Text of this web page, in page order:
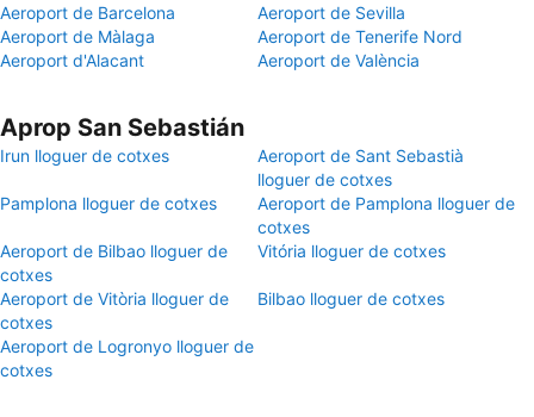
Aeroport de Barcelona
Aeroport de Sevilla
Aeroport de Màlaga
Aeroport de Tenerife Nord
Aeroport d'Alacant
Aeroport de València
Aprop San Sebastián
Irun lloguer de cotxes
Aeroport de Sant Sebastià
lloguer de cotxes
Pamplona lloguer de cotxes
Aeroport de Pamplona lloguer de
cotxes
Aeroport de Bilbao lloguer de
cotxes
Vitória lloguer de cotxes
Aeroport de Vitòria lloguer de
cotxes
Bilbao lloguer de cotxes
Aeroport de Logronyo lloguer de
cotxes